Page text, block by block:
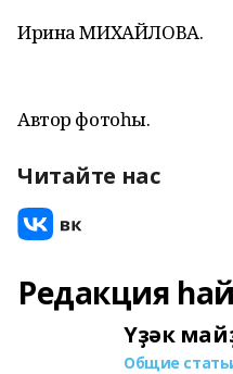
Ирина МИХАЙЛОВА.
Автор фотоһы.
Читайте нас
Редакция
Үҙәк
Общие